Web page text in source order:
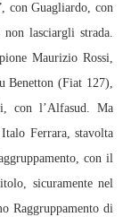
con Guagliardo, con
lasciargli strada.
Maurizio Rossi,
Benetton (Fiat 127),
con l’Alfasud. Ma
Ferrara, stavolta
con il
sicuramente nel
Raggruppamento di